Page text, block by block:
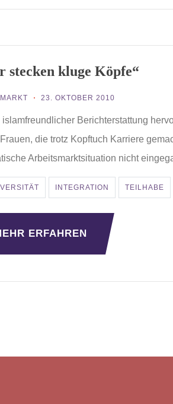
stecken kluge Köpfe“
23. OKTOBER 2010
Berichterstattung
die trotz Kopftuch Karriere
Arbeitsmarktsituation nicht
INTEGRATION TEILHABE
ERFAHREN